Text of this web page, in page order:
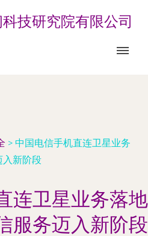
技研究院有限公司
> 中国电信手机直连卫星业务
入新阶段
连卫星业务落地
服务迈入新阶段